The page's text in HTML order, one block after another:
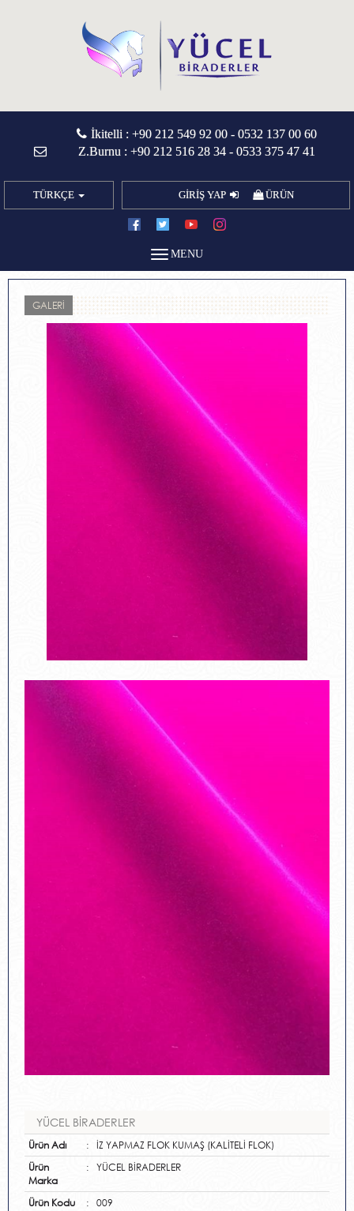
İkitelli : +90 212 549 92 00- 0532 137 00 60
Z.Burnu : +90 212 516 28 34- 0533 375 47 41
TÜRKÇE GİRİŞ YAP ÜRÜN
MENU
GALERİ
YÜCEL BİRADERLER
Ürün Adı : İZ YAPMAZ FLOK KUMAŞ (KALİTELİ FLOK)
Ürün
Marka
: YÜCEL BİRADERLER
Ürün Kodu : 009